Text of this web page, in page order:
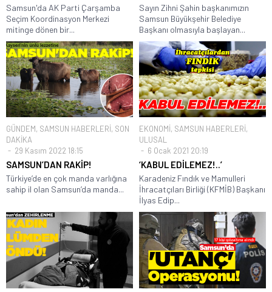
Samsun'da AK Parti Çarşamba
Seçim Koordinasyon Merkezi
mitinge dönen bir...
Sayın Zihni Şahin başkanımızın
Samsun Büyükşehir Belediye
Başkanı olmasıyla başlayan...
GÜNDEM, SAMSUN HABERLERİ, SON
DAKİKA
29 Kasım 2022 18:15
SAMSUN’DAN RAKİP!
Türkiye’de en çok manda varlığına
sahip il olan Samsun’da manda...
EKONOMİ, SAMSUN HABERLERİ,
ULUSAL
6 Ocak 2021 20:19
‘KABUL EDİLEMEZ!..’
Karadeniz Fındık ve Mamulleri
İhracatçıları Birliği (KFMİB) Başkanı
İlyas Edip...